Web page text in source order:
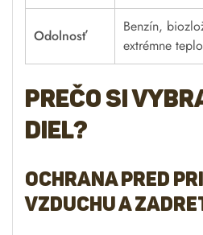
Odolnosť
Benzín,
extrémne
Prečo si
diel?
Ochrana pred
vzduchu a